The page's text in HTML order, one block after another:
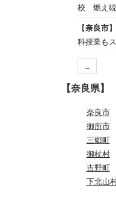
校 燃え続
態？【6年
【奈良市
科授業も
→
【奈良県】
奈良市
御所市
三郷町
御杖村
吉野町
下北山